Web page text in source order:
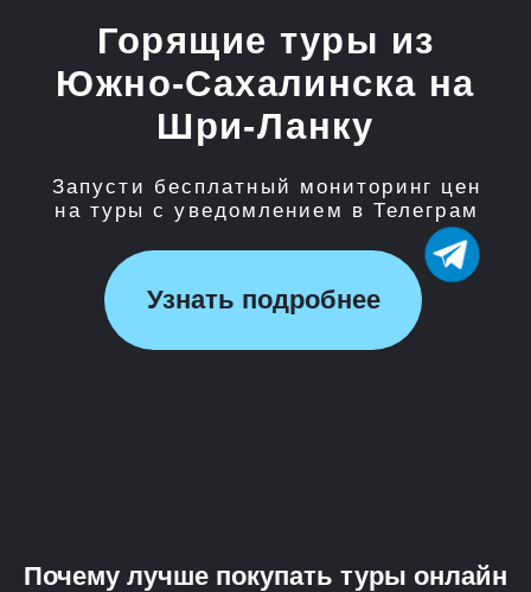
Узнать подробнее
Почему лучше покупать туры онлайн